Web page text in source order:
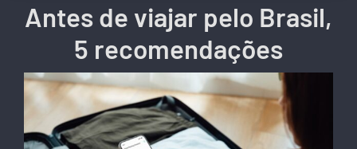
Antes de viajar pelo Brasil,
5 recomendações